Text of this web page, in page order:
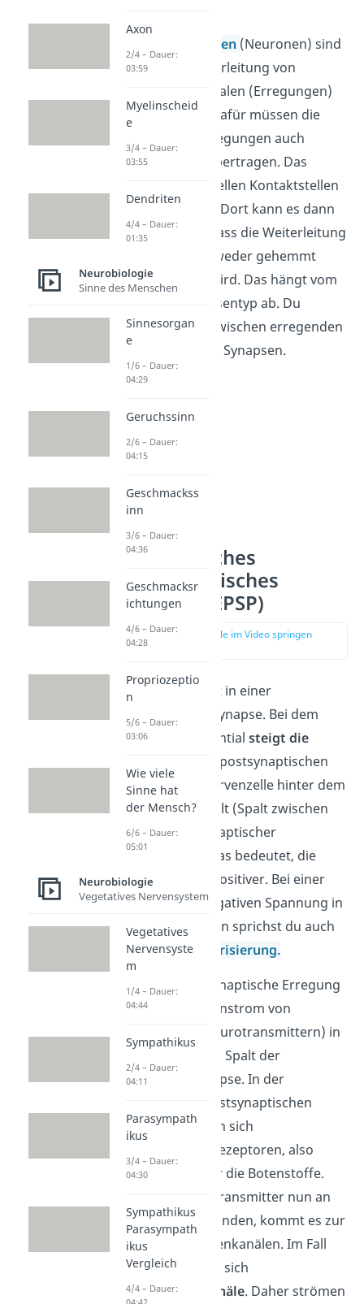
Nervenzellen (Neuronen) sind
also für die Weiterleitung von
elektrischen Signalen (Erregungen)
verantwortlich. Dafür müssen die
Nervenzellen Erregungen auch
untereinander übertragen. Das
passiert an speziellen Kontaktstellen
– denSynapsen
. Dort kann es dann
dazu kommen, dass die Weiterleitung
des Signales entweder gehemmt
oder gefördert wird. Das hängt vom
jeweiligen Synapsentyp ab. Du
unterscheidest zwischen erregenden
und hemmenden Synapsen.
Exzitatorisches
postsynaptisches
Potential (EPSP)
zur Stelle im Video springen
Ein EPSP
entsteht in einer
exzitatorischen Synapse. Bei dem
erregenden Potential steigt die
in der postsynaptischen
Zelle, also der Nervenzelle hinter dem
synaptischen Spalt (Spalt zwischen
Prä- und postsynaptischer
Membran), an. Das bedeutet, die
Spannung wird positiver. Bei einer
Abnahme der negativen Spannung in
einer Nervenzellen sprichst du auch
von einerDepolarisierung.
Durch eine präsynaptische Erregung
kommt es zum Einstrom von
Botenstoffen (Neurotransmittern) in
den synaptischen Spalt der
erregenden Synapse. In der
des postsynaptischen
Neurons befinden sich
entsprechende Rezeptoren, also
Andockstellen für die Botenstoffe.
Wenn die Neurotransmitter nun an
die Rezeptoren binden, kommt es zur
Öffnung
von Ionenkanälen. Im Fall
des EPSPs öffnen sich
Natriumionenkanäle. Daher strömen
Axon
2/4 – Dauer:
03:59
Myelinscheid
e
3/4 – Dauer:
03:55
Dendriten
4/4 – Dauer:
01:35
Neurobiologie
Sinne des Menschen
Sinnesorgan
e
1/6 – Dauer:
04:29
Geruchssinn
2/6 – Dauer:
04:15
Geschmackss
inn
3/6 – Dauer:
04:36
Geschmacksr
ichtungen
4/6 – Dauer:
04:28
Propriozeptio
n
5/6 – Dauer:
03:06
Wie viele
Sinne hat
der Mensch?
6/6 – Dauer:
05:01
Neurobiologie
Vegetatives Nervensystem
Vegetatives
Nervensyste
m
1/4 – Dauer:
04:44
Sympathikus
2/4 – Dauer:
04:11
Parasympath
ikus
3/4 – Dauer:
04:30
Sympathikus
Parasympath
ikus
Vergleich
4/4 – Dauer: